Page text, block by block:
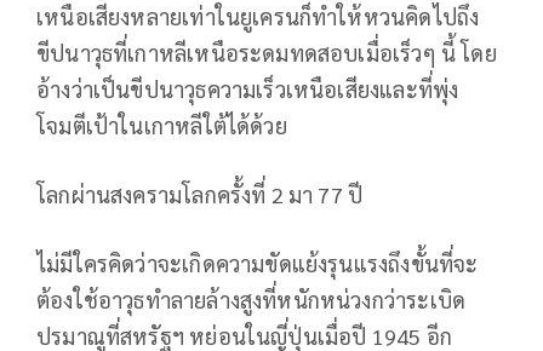
เหนือเสียงหลายเท่าในยูเครนก็ทำให้หวนคิดไปถึง
ขีปนาวุธที่เกาหลีเหนือระดมทดสอบเมื่อเร็วๆ นี้ โดย
อ้างว่าเป็นขีปนาวุธความเร็วเหนือเสียงและที่พุ่ง
โจมตีเป้าในเกาหลีใต้ได้ด้วย
โลกผ่านสงครามโลกครั้งที่ 2 มา 77 ปี
ไม่มีใครคิดว่าจะเกิดความขัดแย้งรุนแรงถึงขั้นที่จะ
ต้องใช้อาวุธทำลายล้างสูงที่หนักหน่วงกว่าระเบิด
ปรมาณูที่สหรัฐฯ หย่อนในญี่ปุ่นเมื่อปี 1945 อีก